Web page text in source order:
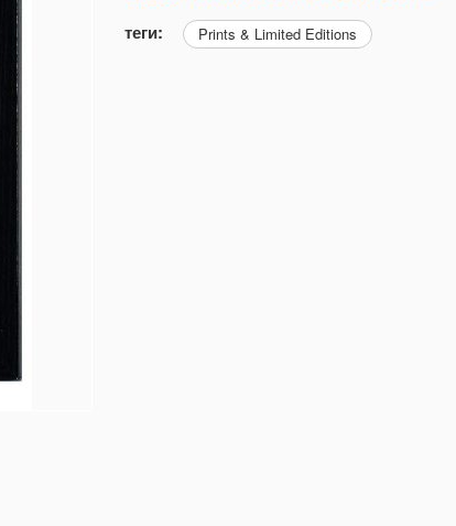
теги: Prints & Limited Editions